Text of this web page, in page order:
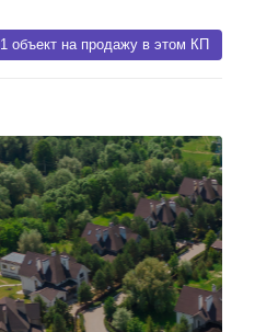
1 объект на продажу в этом КП